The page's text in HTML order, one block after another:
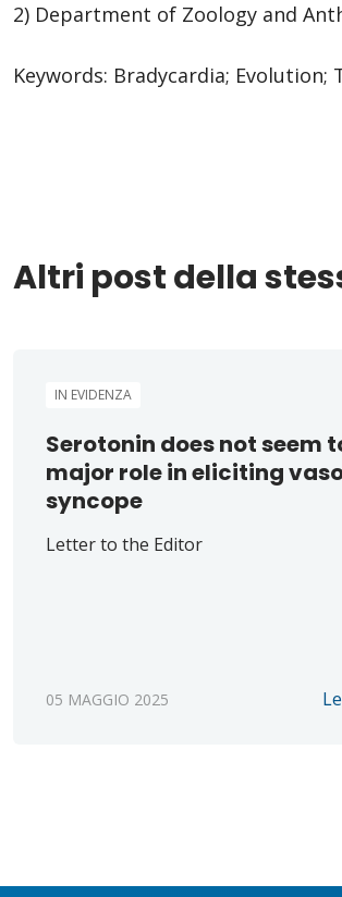
2) Department of Zoology and
Keywords: Bradycardia; Evolution;
Altri post della
IN EVIDENZA
Serotonin does not seem
major role in eliciting
syncope
Letter to the Editor
05 MAGGIO 2025